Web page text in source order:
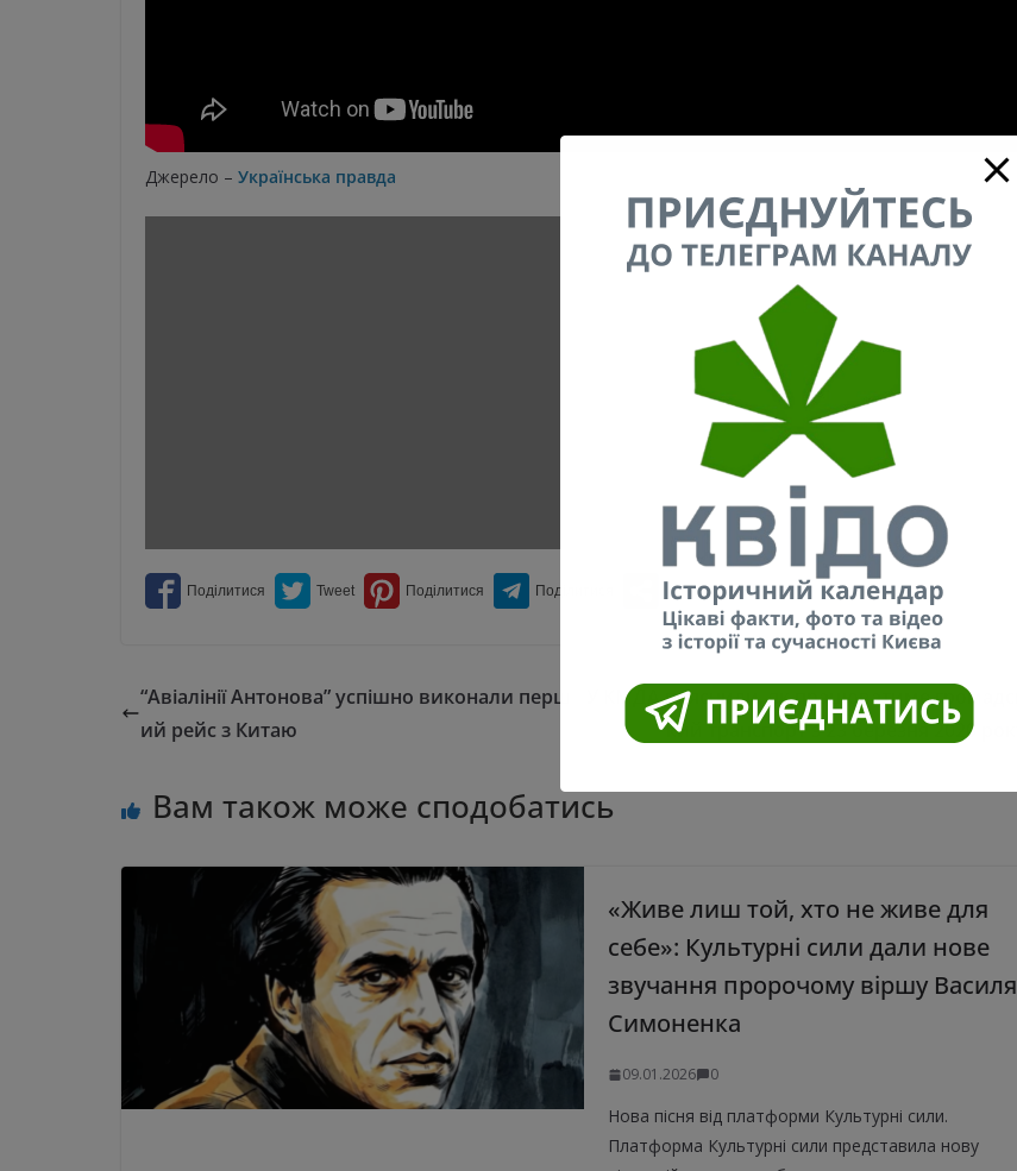
Джерело – Українська правда
“Авіалінії Антонова” успішно виконали перш
ий рейс з Китаю
У КМДА пояснили, як працюватиме громадсь
кий транспорт з 23 березня 2020 року
Вам також може сподобатись
«Живе лиш той, хто не живе для
себе»: Культурні сили дали нове
звучання пророчому віршу Василя
Симоненка
09.01.2026 0
Нова пісня від платформи Культурні сили.
Платформа Культурні сили представила нову